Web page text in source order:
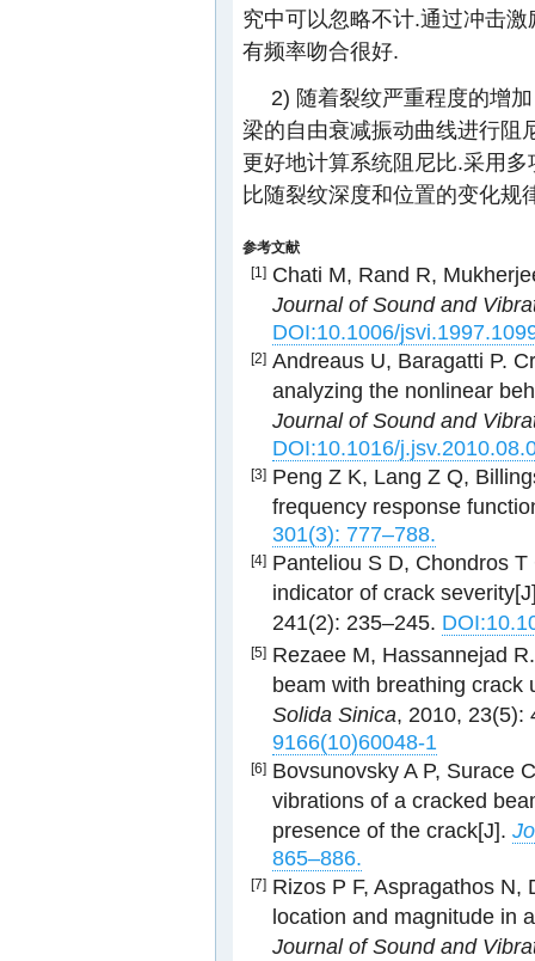
究中可以忽略不计.通过冲击
有频率吻合很好.
2) 随着裂纹严重程度的增
梁的自由衰减振动曲线进行阻
更好地计算系统阻尼比.采用
比随裂纹深度和位置的变化规
参考文献
[1] Chati M, Rand R,
Journal of Sound and
DOI:10.1006/
[2] Andreaus U, Baragatti P.
analyzing the nonlinear
Journal of Sound and
DOI:10.1016/
[3] Peng Z K, Lang Z Q,
frequency response
301(3): 777–788.
[4] Panteliou S D, Chondros
indicator of crack
241(2): 235–245.
[5] Rezaee M, Hassannejad
beam with breathing
Solida Sinica, 2010, 23(5):
9166(10)60048-1
[6] Bovsunovsky A P, Surace
vibrations of a cracked
presence of the crack[J].
865–886.
[7] Rizos P F, Aspragathos N,
location and magnitude in
Journal of Sound and